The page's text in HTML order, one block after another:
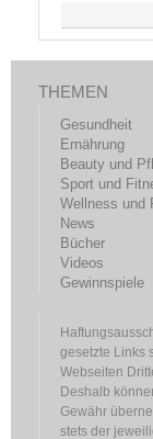
THEMEN
Gesundheit
Ernährung
Beauty und
Sport und
Wellness und
News
Bücher
Videos
Gewinnspiele
gesetzte Links
Webseiten
Deshalb
Gewähr
stets der